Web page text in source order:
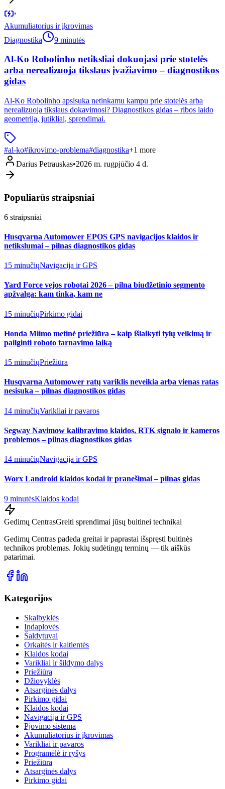
Akumuliatorius ir įkrovimas
Diagnostika
9 minutės
Al-Ko Robolinho netiksliai dokuojasi prie stotelės
arba nerealizuoja tikslaus įvažiavimo – diagnostikos
gidas
Al-Ko Robolinho apsisuka netinkamu kampu prie stotelės arba
nerealizuoja tikslaus dokavimosi? Diagnostikos gidas – ribos laido
geometrija, jutikliai, sprendimai.
#al-ko#ikrovimo-problema#diagnostika+1 more
Darius Petrauskas•2026 m. rugpjūčio 4 d.
Populiarūs straipsniai
6 straipsniai
Husqvarna Automower EPOS GPS navigacijos klaidos ir
netikslumai – pilnas diagnostikos gidas
15 minučiųNavigacija ir GPS
Yard Force vejos robotai 2026 – pilna biudžetinio segmento
apžvalga: kam tinka, kam ne
15 minučiųPirkimo gidai
Honda Miimo metinė priežiūra – kaip išlaikyti tylų veikimą ir
pailginti roboto tarnavimo laiką
15 minučiųPriežiūra
Husqvarna Automower ratų variklis neveikia arba vienas ratas
nesisuka – pilnas diagnostikos gidas
14 minučiųVarikliai ir pavaros
Segway Navimow kalibravimo klaidos, RTK signalo ir kameros
problemos – pilnas diagnostikos gidas
14 minučiųNavigacija ir GPS
Worx Landroid klaidos kodai ir pranešimai – pilnas gidas
9 minutėsKlaidos kodai
Gedimų CentrasGreiti sprendimai jūsų buitinei technikai
Gedimų Centras padeda greitai ir paprastai išspręsti buitinės
technikos problemas. Jokių sudėtingų terminų — tik aiškūs
patarimai.
Kategorijos
Skalbyklės
Indaplovės
Šaldytuvai
Orkaitės ir kaitlentės
Klaidos kodai
Varikliai ir šildymo dalys
Priežiūra
Džiovyklės
Atsarginės dalys
Pirkimo gidai
Klaidos kodai
Navigacija ir GPS
Pjovimo sistema
Akumuliatorius ir įkrovimas
Varikliai ir pavaros
Programėlė ir ryšys
Priežiūra
Atsarginės dalys
Pirkimo gidai